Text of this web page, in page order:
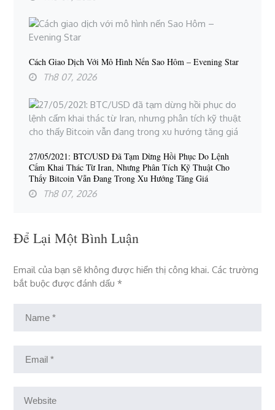
Cách Giao Dịch Với Mô Hình Nến Sao Hôm – Evening Star
Th8 07, 2026
27/05/2021: BTC/USD Đã Tạm Dừng Hồi Phục Do Lệnh
Cấm Khai Thác Từ Iran, Nhưng Phân Tích Kỹ Thuật Cho
Thấy Bitcoin Vẫn Đang Trong Xu Hướng Tăng Giá
Th8 07, 2026
Để Lại Một Bình Luận
Email của bạn sẽ không được hiển thị công khai. Các trường
bắt buộc được đánh dấu*